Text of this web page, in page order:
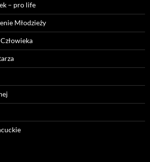
– pro life
Młodzieży